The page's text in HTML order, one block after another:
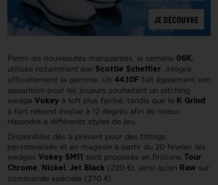
Parmi les nouveautés marquantes, la semelle 06K,
utilisée notamment par Scottie Scheffler, intègre
officiellement la gamme. Un 44.10F fait également son
apparition pour les joueurs souhaitant un pitching
wedge Vokey à loft plus fermé, tandis que le K Grind
à fort rebond évolue à 12 degrés afin de mieux
répondre à différents styles de jeu.
Disponibles dès à présent pour des fittings
personnalisés et en magasin à partir du 20 février, les
wedges Vokey SM11 sont proposés en finitions
Tour
Chrome, Nickel , Jet Black (220 €), ainsi qu’en Raw sur
commande spéciale (270 €).